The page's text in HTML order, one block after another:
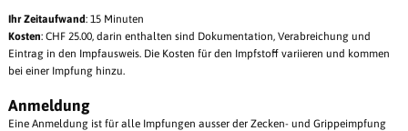
Ihr Zeitaufwand: 15 Minuten
Kosten: CHF 25.00, darin enthalten sind Dokumentation, Verabreichung und
Eintrag in den Impfausweis. Die Kosten für den Impfstoff variieren und kommen
bei einer Impfung hinzu.
Anmeldung
Eine Anmeldung ist für alle Impfungen ausser der Zecken- und Grippeimpfung